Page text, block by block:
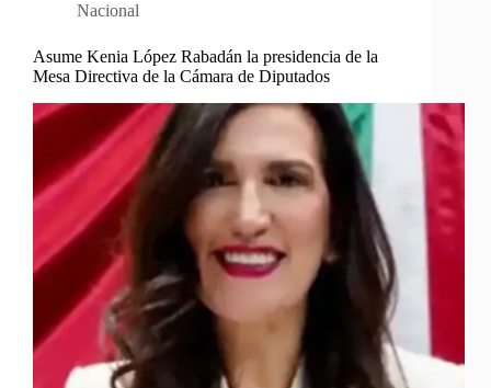
Nacional
Asume Kenia López Rabadán la presidencia de la
Mesa Directiva de la Cámara de Diputados